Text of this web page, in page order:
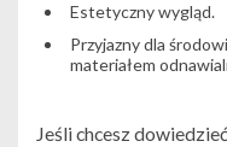
Estetyczny wygląd.
Przyjazny dla
materiałem
Jeśli chcesz